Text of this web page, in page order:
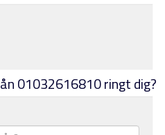
01032616810 ringt dig?